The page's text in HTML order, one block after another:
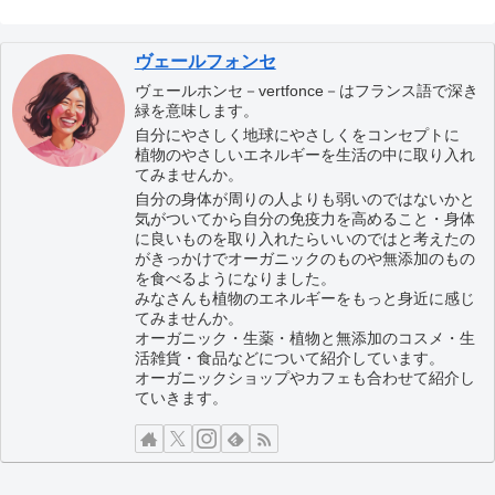
ヴェールフォンセ
ヴェールホンセ－vertfonce－はフランス語で深き
緑を意味します。
自分にやさしく地球にやさしくをコンセプトに
植物のやさしいエネルギーを生活の中に取り入れ
てみませんか。
自分の身体が周りの人よりも弱いのではないかと
気がついてから自分の免疫力を高めること・身体
に良いものを取り入れたらいいのではと考えたの
がきっかけでオーガニックのものや無添加のもの
を食べるようになりました。
みなさんも植物のエネルギーをもっと身近に感じ
てみませんか。
オーガニック・生薬・植物と無添加のコスメ・生
活雑貨・食品などについて紹介しています。
オーガニックショップやカフェも合わせて紹介し
ていきます。